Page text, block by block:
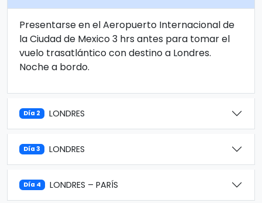
Presentarse en el Aeropuerto Internacional de
la Ciudad de Mexico 3 hrs antes para tomar el
vuelo trasatlántico con destino a Londres.
Noche a bordo.
Día 2 LONDRES
Día 3 LONDRES
Día 4 LONDRES – PARÍS